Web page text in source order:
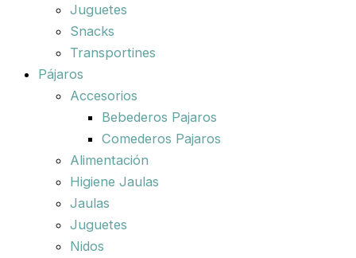
Juguetes
Snacks
Transportines
Pájaros
Accesorios
Bebederos Pajaros
Comederos Pajaros
Alimentación
Higiene Jaulas
Jaulas
Juguetes
Nidos